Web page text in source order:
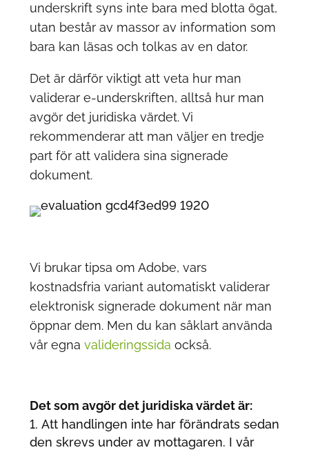
underskrift syns inte bara med blotta ögat,
utan består av massor av information som
bara kan läsas och tolkas av en dator.
Det är därför viktigt att veta hur man
validerar e-underskriften, alltså hur man
avgör det juridiska värdet. Vi
rekommenderar att man väljer en tredje
part för att validera sina signerade
dokument.
Vi brukar tipsa om Adobe, vars
kostnadsfria variant automatiskt validerar
elektronisk signerade dokument när man
öppnar dem. Men du kan såklart använda
vår egna valideringssida också.
Det som avgör det juridiska värdet är:
Att handlingen inte har förändrats sedan
den skrevs under av mottagaren. I vår